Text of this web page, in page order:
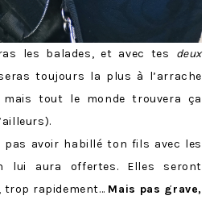
les balades, et avec tes deux
toujours la plus à l’arrache
tout le monde trouvera ça
pas avoir habillé ton fils avec les
lui aura offertes. Elles seront
trop rapidement… Mais pas grave,